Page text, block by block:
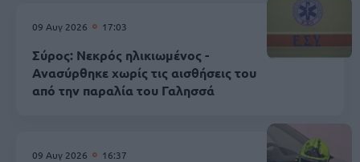
09 Αυγ 2026 17:03
Σύρος: Νεκρός ηλικιωμένος -
Ανασύρθηκε χωρίς τις αισθήσεις του
από την παραλία του Γαλησσά
09 Αυγ 2026 16:37